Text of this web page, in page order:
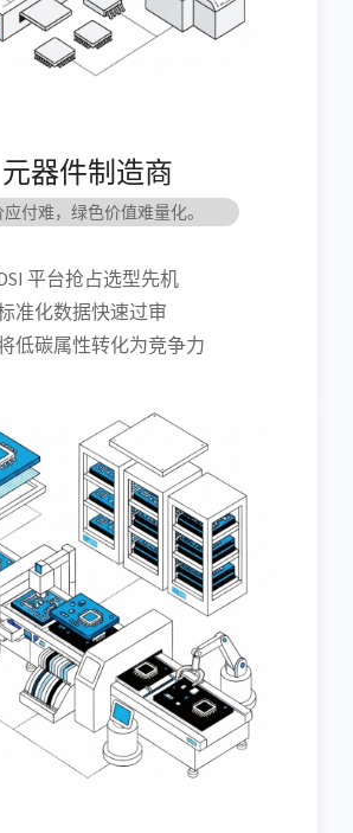
元器件制造商
付难，绿色价值难量化。
平台抢占选型先机
准化数据快速过审
低碳属性转化为竞争力